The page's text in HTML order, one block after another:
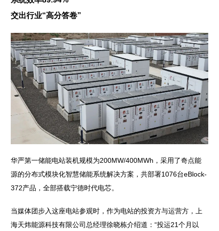
交出行业“高分答卷”
华严第一储能电站装机规模为200MW/400MWh，采用了奇点能
源的分布式模块化智慧储能系统解决方案，共部署1076台eBlock-
372产品，全部搭载宁德时代电芯。
当媒体团步入这座电站参观时，作为电站的投资方与运营方，上
海天炜能源科技有限公司总经理徐晓栋介绍道：“投运21个月以